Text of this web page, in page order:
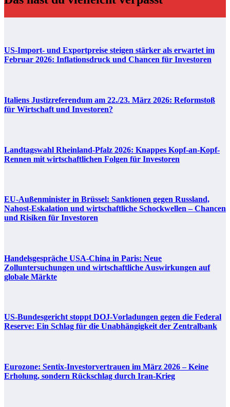
US-Import- und Exportpreise steigen stärker als erwartet im
Februar 2026: Inflationsdruck und Chancen für Investoren
Italiens Justizreferendum am 22./23. März 2026: Reformstoß
für Wirtschaft und Investoren?
Landtagswahl Rheinland-Pfalz 2026: Knappes Kopf-an-Kopf-
Rennen mit wirtschaftlichen Folgen für Investoren
EU-Außenminister in Brüssel: Sanktionen gegen Russland,
Nahost-Eskalation und wirtschaftliche Schockwellen – Chancen
und Risiken für Investoren
Handelsgespräche USA-China in Paris: Neue
Zolluntersuchungen und wirtschaftliche Auswirkungen auf
globale Märkte
US-Bundesgericht stoppt DOJ-Vorladungen gegen die Federal
Reserve: Ein Schlag für die Unabhängigkeit der Zentralbank
Eurozone: Sentix-Investorvertrauen im März 2026 – Keine
Erholung, sondern Rückschlag durch Iran-Krieg